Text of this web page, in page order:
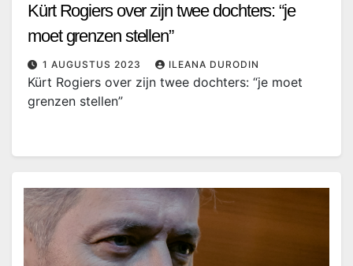
Kürt Rogiers over zijn twee dochters: “je
moet grenzen stellen”
1 AUGUSTUS 2023 ILEANA DURODIN
Kürt Rogiers over zijn twee dochters: “je moet
grenzen stellen”